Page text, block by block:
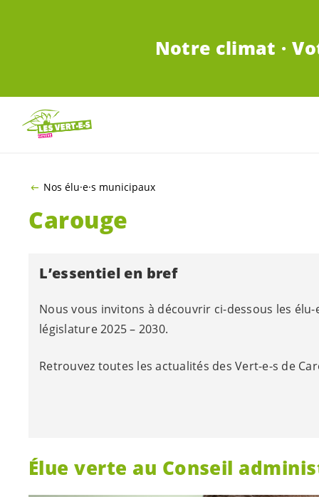
Notre climat ·
Nos élu·e·s municipaux
Carouge
L’essentiel en bref
Nous vous invitons à découvrir ci-dessous les élu-
législature 2025 – 2030.
Retrouvez toutes les actualités desVert-e-s de
Élue verte au Conseil